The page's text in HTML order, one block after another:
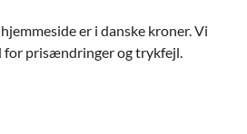
er i danske kroner. Vi
for prisændringer og trykfejl.